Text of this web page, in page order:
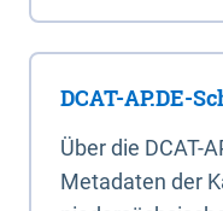
DCAT-AP.DE-
Über die DCAT-
Metadaten der